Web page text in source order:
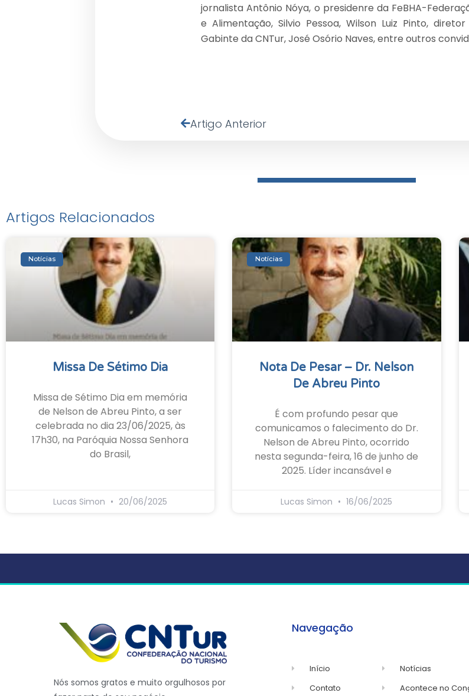
jornalista Antônio Nóya, o presidenre da FeBHA-
e Alimentação, Silvio Pessoa, Wilson Luiz Pinto,
Gabinte da CNTur, José Osório Naves, entre outros
Artigo Anterior
Artigos Relacionados
Notícias
Missa De Sétimo Dia
Missa de Sétimo Dia em memória
de Nelson de Abreu Pinto, a ser
celebrada no dia 23/06/2025, às
17h30, na Paróquia Nossa Senhora
do Brasil,
Lucas Simon 20/06/2025
Notícias
Nota De Pesar – Dr. Nelson
De Abreu Pinto
É com profundo pesar que
comunicamos o falecimento do Dr.
Nelson de Abreu Pinto, ocorrido
nesta segunda-feira, 16 de junho de
2025. Líder incansável e
Lucas Simon 16/06/2025
Nós somos gratos e muito orgulhosos por
Navegação
Início
Contato
Notícias
Acontece no